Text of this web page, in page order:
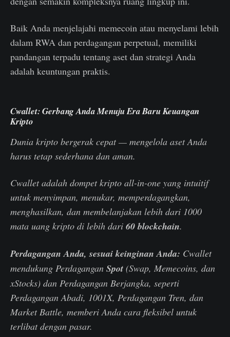
Baik Anda menjelajahi memecoin atau menyelami lebih
dalam RWA dan perdagangan perpetual, memiliki
pandangan terpadu tentang aset dan strategi Anda
adalah keuntungan praktis.
Cwallet: Gerbang Anda Menuju Era Baru Keuangan
Kripto
Dunia kripto bergerak cepat — mengelola aset Anda
harus tetap sederhana dan aman.
Cwallet adalah dompet kripto all-in-one yang intuitif
untuk menyimpan, menukar, memperdagangkan,
menghasilkan, dan membelanjakan lebih dari 1000
mata uang kripto di lebih dari 60 blockchain.
Perdagangan Anda, sesuai keinginan Anda: Cwallet
mendukung Perdagangan Spot (Swap, Memecoins, dan
xStocks) dan Perdagangan Berjangka, seperti
Perdagangan Abadi, 1001X, Perdagangan Tren, dan
Market Battle, memberi Anda cara fleksibel untuk
terlibat dengan pasar.